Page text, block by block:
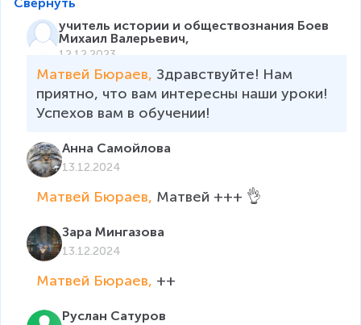
учитель истории и обществознания Боев
Михаил Валерьевич,
12.12.2023
Матвей Бюраев, Здравствуйте! Нам
приятно, что вам интересны наши уроки!
Успехов вам в обучении!
Анна Самойлова
13.12.2024
Матвей Бюраев, Матвей +++ 👌
Зара Мингазова
13.12.2024
Матвей Бюраев, ++
Руслан Сатуров